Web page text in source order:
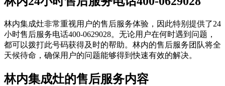
林内集成灶非常重视用户的售后服务体验，因此特别提供了24
小时售后服务电话400-0629028。无论用户在何时遇到问题，
都可以拨打此号码获得及时的帮助。林内的售后服务团队将全
天候待命，确保用户的问题能够得到快速有效的解决。
林内集成灶的售后服务内容